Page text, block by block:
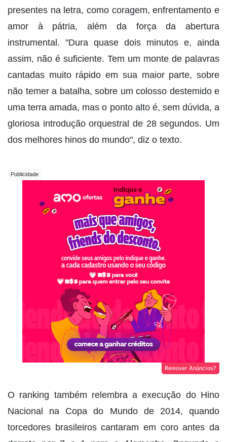
presentes na letra, como coragem, enfrentamento e
amor à pátria, além da força da abertura
instrumental. "Dura quase dois minutos e, ainda
assim, não é suficiente. Tem um monte de palavras
cantadas muito rápido em sua maior parte, sobre
não temer a batalha, sobre um colosso destemido e
uma terra amada, mas o ponto alto é, sem dúvida, a
gloriosa introdução orquestral de 28 segundos. Um
dos melhores hinos do mundo", diz o texto.
Remover Anúncios?
O ranking também relembra a execução do Hino
Nacional na Copa do Mundo de 2014, quando
torcedores brasileiros cantaram em coro antes da